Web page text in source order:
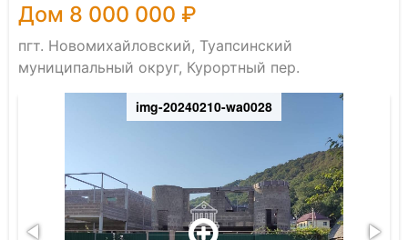
Дом 8 000 000 ₽
пгт. Новомихайловский, Туапсинский
муниципальный округ, Курортный пер.
img-20240210-wa0028